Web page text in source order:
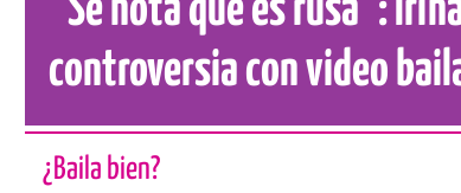
“Se nota que es rusa”:
controversia con video
¿Baila bien?